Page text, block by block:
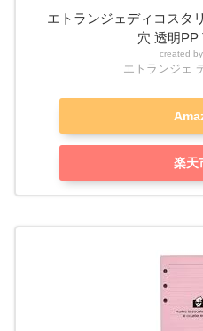
エトランジェディコスタ
穴 透明PP
created by
エトランジェ
楽天